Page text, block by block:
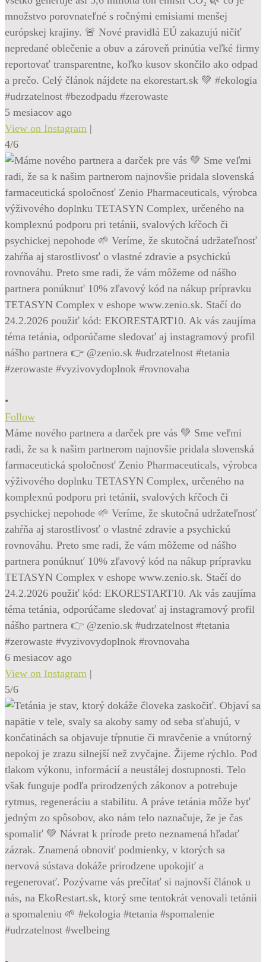
množstvo porovnateľné s ročnými emisiami menšej
európskej krajiny. 🚨 Nové pravidlá EÚ zakazujú ničiť
nepredané oblečenie a obuv a zároveň prinútia veľké firmy
reportovať transparentne, koľko kusov skončilo ako odpad
a prečo. Celý článok nájdete na ekorestart.sk 💚 #ekologia
#udrzatelnost #bezodpadu #zerowaste
5 mesiacov ago
View on Instagram |
4/6
•
Follow
Máme nového partnera a darček pre vás 💚 Sme veľmi
radi, že sa k našim partnerom najnovšie pridala slovenská
farmaceutická spoločnosť Zenio Pharmaceuticals, výrobca
výživového doplnku TETASYN Complex, určeného na
komplexnú podporu pri tetánii, svalových kŕčoch či
psychickej nepohode 🌱 Veríme, že skutočná udržateľnosť
zahŕňa aj starostlivosť o vlastné zdravie a psychickú
rovnováhu. Preto sme radi, že vám môžeme od nášho
partnera ponúknuť 10% zľavový kód na nákup prípravku
TETASYN Complex v eshope www.zenio.sk. Stačí do
24.2.2026 použiť kód: EKORESTART10. Ak vás zaujíma
téma tetánia, odporúčame sledovať aj instagramový profil
nášho partnera 👉 @zenio.sk #udrzatelnost #tetania
#zerowaste #vyzivovydoplnok #rovnovaha
6 mesiacov ago
View on Instagram |
5/6